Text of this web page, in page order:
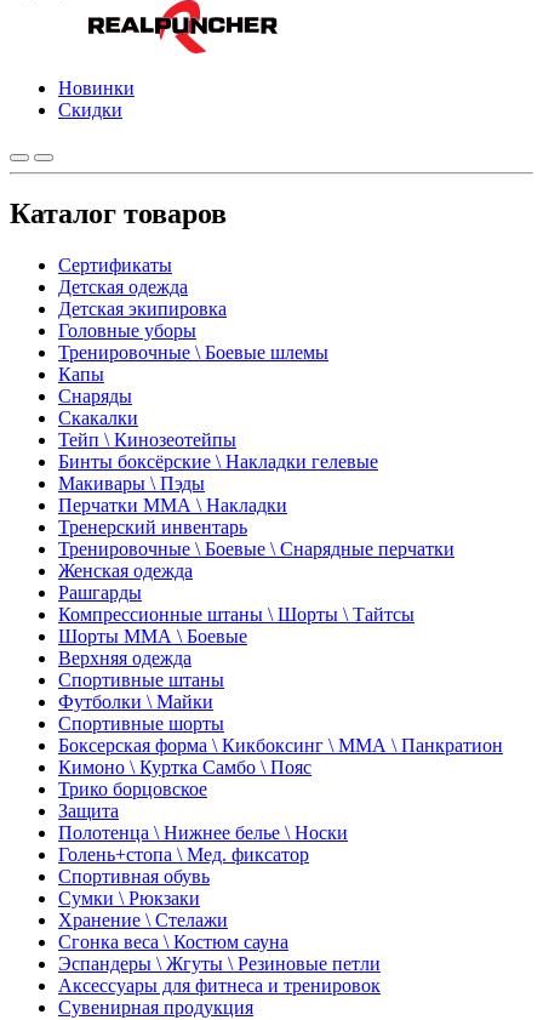
Новинки
Скидки
Каталог товаров
Сертификаты
Детская одежда
Детская экипировка
Головные уборы
Тренировочные \ Боевые шлемы
Капы
Снаряды
Скакалки
Тейп \ Кинозеотейпы
Бинты боксёрские \ Накладки гелевые
Макивары \ Пэды
Перчатки ММА \ Накладки
Тренерский инвентарь
Тренировочные \ Боевые \ Снарядные перчатки
Женская одежда
Рашгарды
Компрессионные штаны \ Шорты \ Тайтсы
Шорты ММА \ Боевые
Верхняя одежда
Спортивные штаны
Футболки \ Майки
Спортивные шорты
Боксерская форма \ Кикбоксинг \ ММА \ Панкратион
Кимоно \ Куртка Самбо \ Пояс
Трико борцовское
Защита
Полотенца \ Нижнее белье \ Носки
Голень+стопа \ Мед. фиксатор
Спортивная обувь
Сумки \ Рюкзаки
Хранение \ Стелажи
Сгонка веса \ Костюм сауна
Эспандеры \ Жгуты \ Резиновые петли
Аксессуары для фитнеса и тренировок
Сувенирная продукция